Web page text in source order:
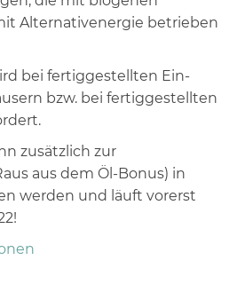
Alternativenergie betrieben
bei fertiggestellten Ein-
bzw. bei fertiggestellten
zusätzlich zur
aus dem Öl-Bonus) in
werden und läuft vorerst